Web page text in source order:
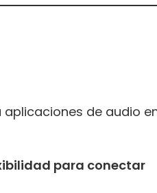
aplicaciones de audio
para conectar